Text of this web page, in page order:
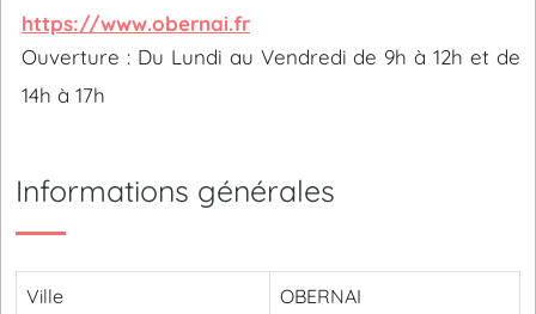
https://www.obernai.fr
Ouverture : Du Lundi au Vendredi de 9h à 12h et de
14h à 17h
Informations générales
Ville OBERNAI